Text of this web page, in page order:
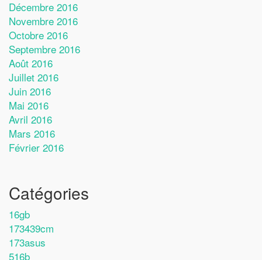
Décembre 2016
Novembre 2016
Octobre 2016
Septembre 2016
Août 2016
Juillet 2016
Juin 2016
Mai 2016
Avril 2016
Mars 2016
Février 2016
Catégories
16gb
173439cm
173asus
516b